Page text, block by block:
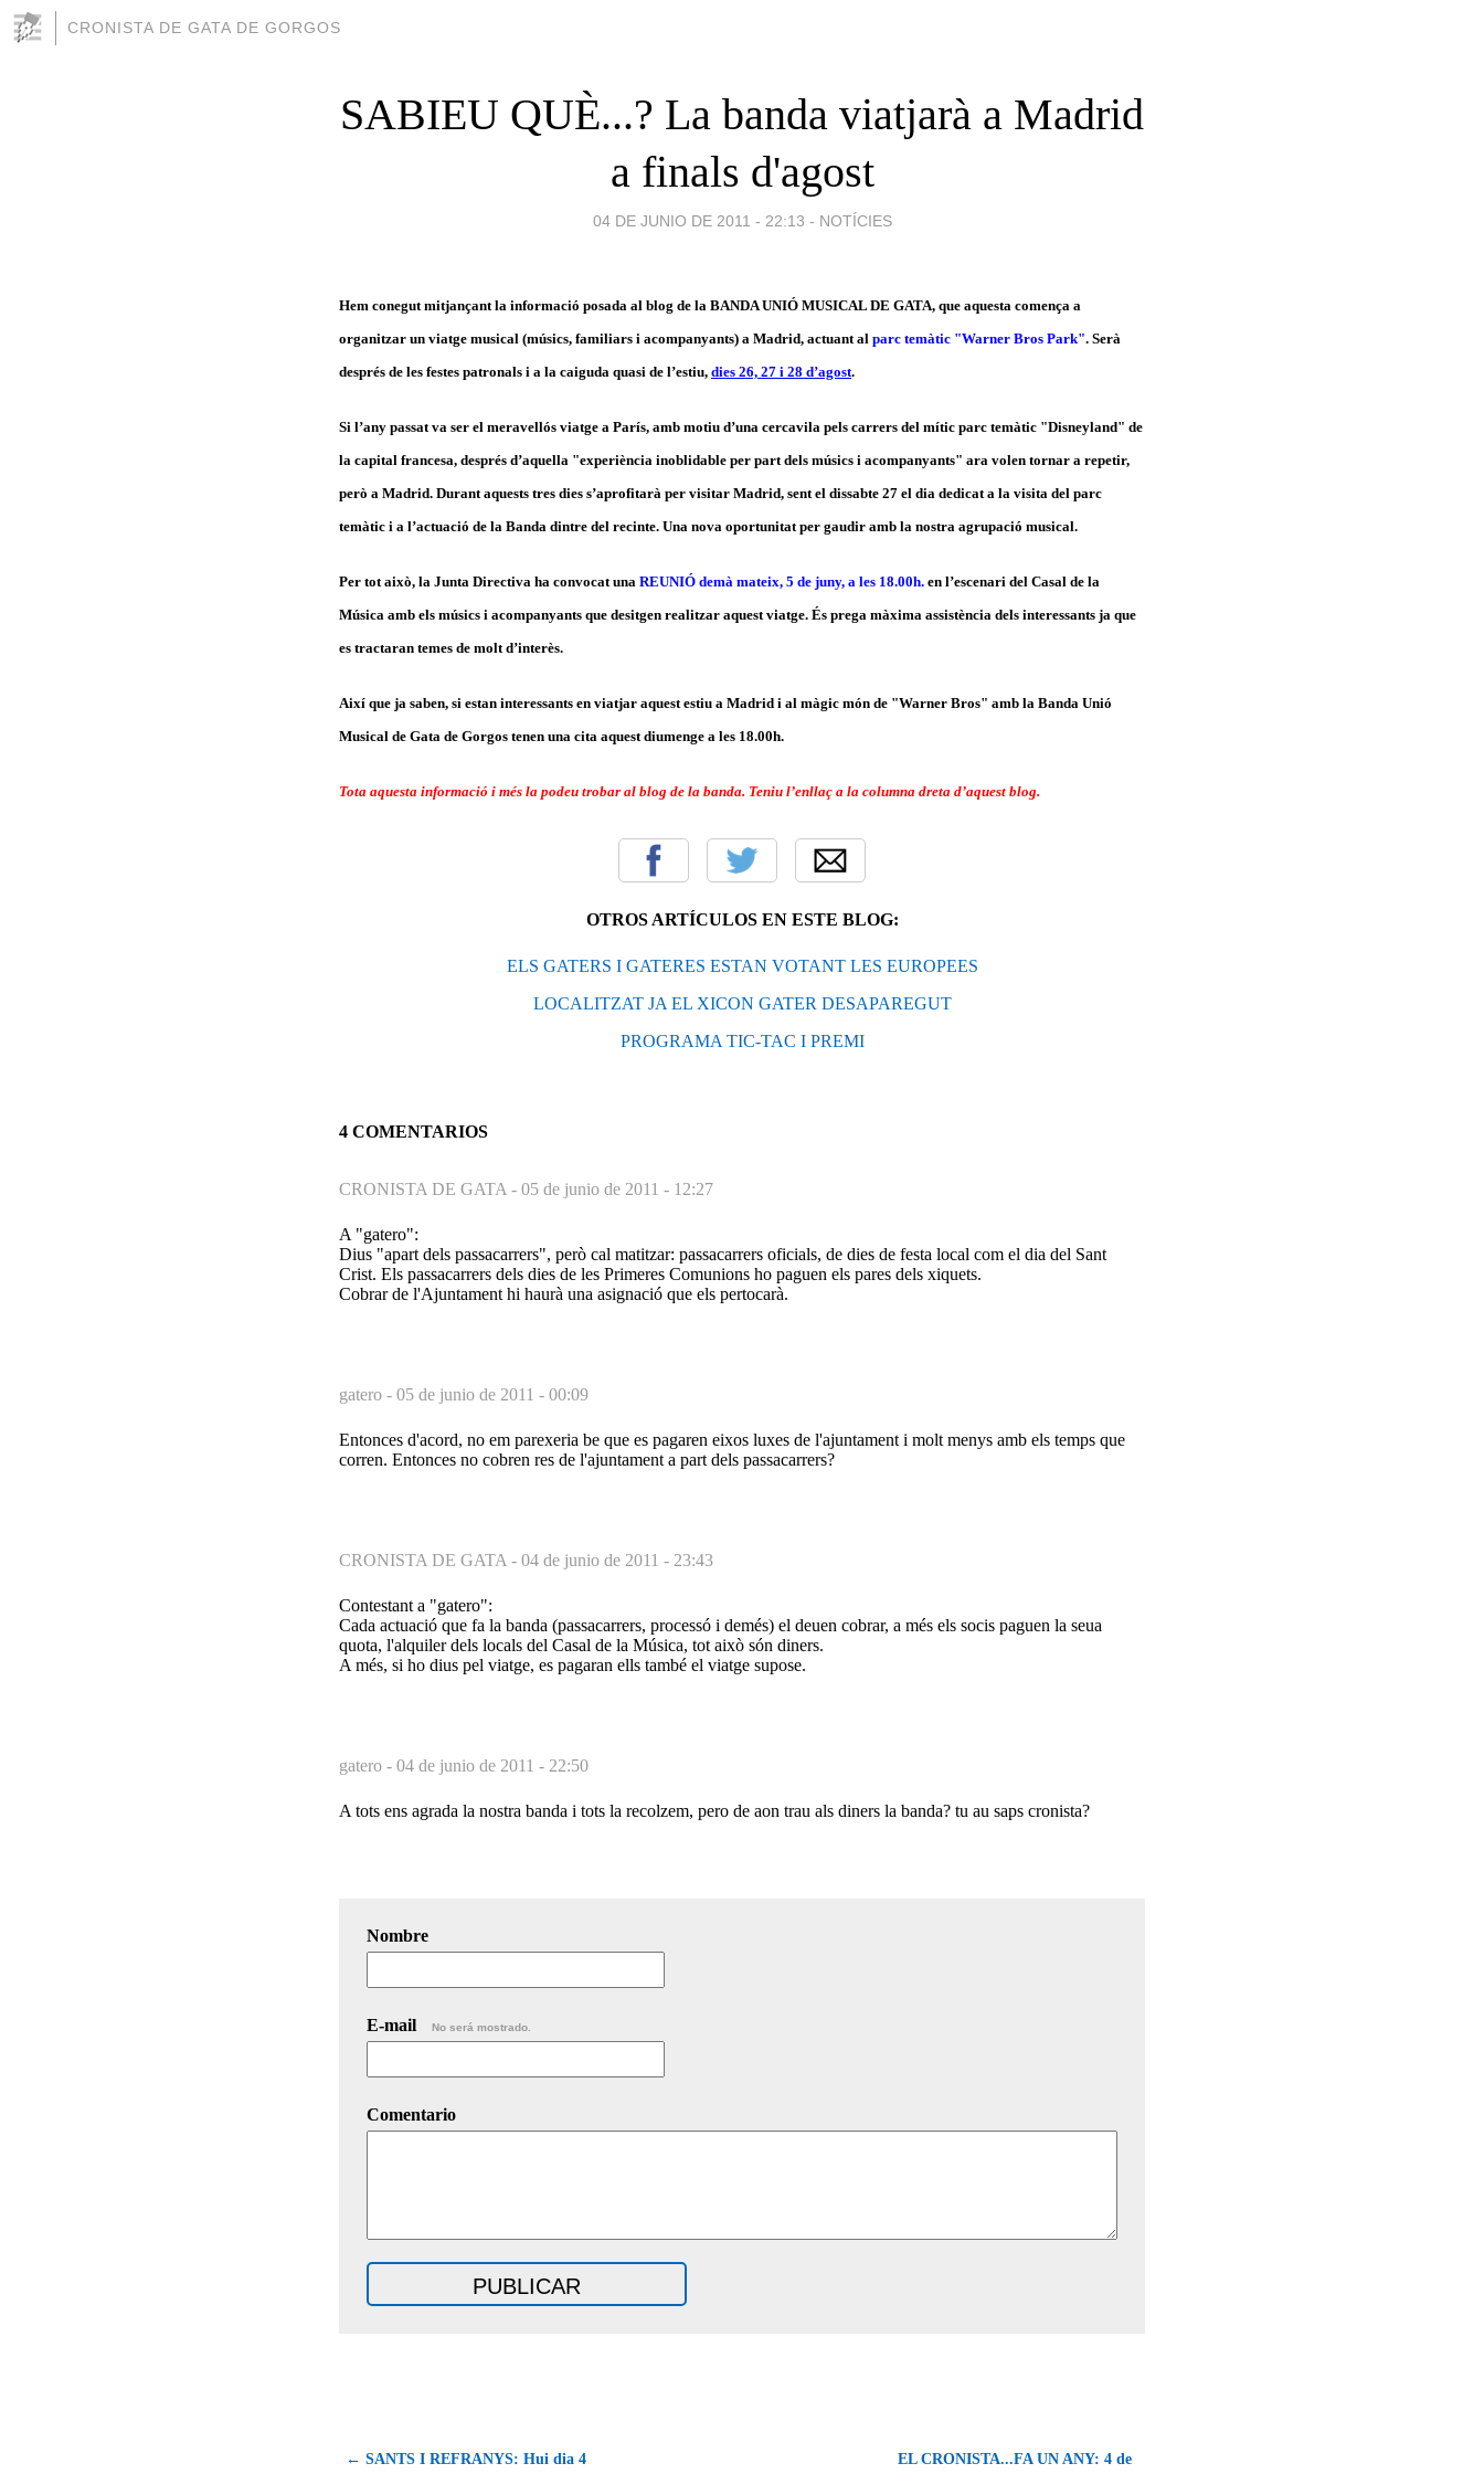
CRONISTA DE GATA DE GORGOS
SABIEU QUÈ...? La banda viatjarà a Madrid
a finals d'agost
04 DE JUNIO DE 2011 - 22:13 - NOTÍCIES
Hem conegut mitjançant la informació posada al blog de la BANDA UNIÓ MUSICAL DE GATA, que aquesta comença a
organitzar un viatge musical (músics, familiars i acompanyants) a Madrid, actuant al parc temàtic "Warner Bros Park". Serà
després de les festes patronals i a la caiguda quasi de l’estiu, dies 26, 27 i 28 d’agost.
Si l’any passat va ser el meravellós viatge a París, amb motiu d’una cercavila pels carrers del mític parc temàtic "Disneyland" de
la capital francesa, després d’aquella "experiència inoblidable per part dels músics i acompanyants" ara volen tornar a repetir,
però a Madrid. Durant aquests tres dies s’aprofitarà per visitar Madrid, sent el dissabte 27 el dia dedicat a la visita del parc
temàtic i a l’actuació de la Banda dintre del recinte. Una nova oportunitat per gaudir amb la nostra agrupació musical.
Per tot això, la Junta Directiva ha convocat una REUNIÓ demà mateix, 5 de juny, a les 18.00h. en l’escenari del Casal de la
Música amb els músics i acompanyants que desitgen realitzar aquest viatge. És prega màxima assistència dels interessants ja que
es tractaran temes de molt d’interès.
Així que ja saben, si estan interessants en viatjar aquest estiu a Madrid i al màgic món de "Warner Bros" amb la Banda Unió
Musical de Gata de Gorgos tenen una cita aquest diumenge a les 18.00h.
Tota aquesta informació i més la podeu trobar al blog de la banda. Teniu l’enllaç a la columna dreta d’aquest blog.
OTROS ARTÍCULOS EN ESTE BLOG:
ELS GATERS I GATERES ESTAN VOTANT LES EUROPEES
LOCALITZAT JA EL XICON GATER DESAPAREGUT
PROGRAMA TIC-TAC I PREMI
4 COMENTARIOS
CRONISTA DE GATA - 05 de junio de 2011 - 12:27
A "gatero":
Dius "apart dels passacarrers", però cal matitzar: passacarrers oficials, de dies de festa local com el dia del Sant
Crist. Els passacarrers dels dies de les Primeres Comunions ho paguen els pares dels xiquets.
Cobrar de l'Ajuntament hi haurà una asignació que els pertocarà.
gatero - 05 de junio de 2011 - 00:09
Entonces d'acord, no em parexeria be que es pagaren eixos luxes de l'ajuntament i molt menys amb els temps que
corren. Entonces no cobren res de l'ajuntament a part dels passacarrers?
CRONISTA DE GATA - 04 de junio de 2011 - 23:43
Contestant a "gatero":
Cada actuació que fa la banda (passacarrers, processó i demés) el deuen cobrar, a més els socis paguen la seua
quota, l'alquiler dels locals del Casal de la Música, tot això són diners.
A més, si ho dius pel viatge, es pagaran ells també el viatge supose.
gatero - 04 de junio de 2011 - 22:50
A tots ens agrada la nostra banda i tots la recolzem, pero de aon trau als diners la banda? tu au saps cronista?
Nombre
E-mail No será mostrado.
Comentario
← SANTS I REFRANYS: Hui dia 4 EL CRONISTA...FA UN ANY: 4 de